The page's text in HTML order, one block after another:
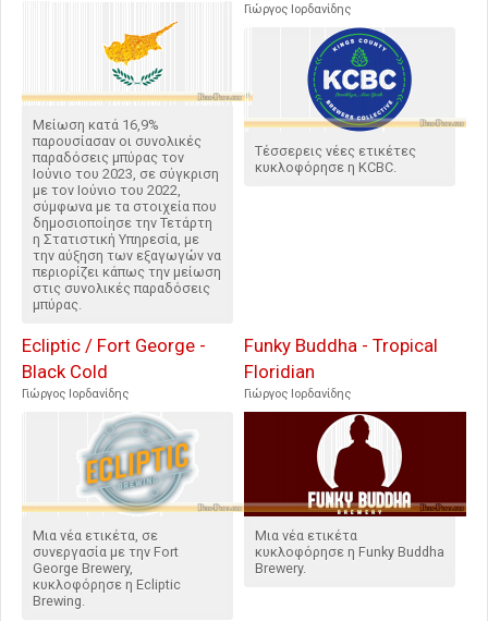
Μείωση κατά 16,9%
παρουσίασαν οι συνολικές
παραδόσεις μπύρας τον
Ιούνιο του 2023, σε σύγκριση
με τον Ιούνιο του 2022,
σύμφωνα με τα στοιχεία που
δημοσιοποίησε την Τετάρτη
η Στατιστική Υπηρεσία, με
την αύξηση των εξαγωγών να
περιορίζει κάπως την μείωση
στις συνολικές παραδόσεις
μπύρας.
Γιώργος Ιορδανίδης
Τέσσερεις νέες ετικέτες
κυκλοφόρησε η KCBC.
Ecliptic / Fort George -
Black Cold
Γιώργος Ιορδανίδης
Μια νέα ετικέτα, σε
συνεργασία με την Fort
George Brewery,
κυκλοφόρησε η Ecliptic
Brewing.
Funky Buddha - Tropical
Floridian
Γιώργος Ιορδανίδης
Μια νέα ετικέτα
κυκλοφόρησε η Funky Buddha
Brewery.